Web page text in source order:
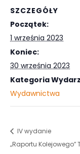
SZCZEGÓŁY
Początek:
1 września 2023
Koniec:
30 września 2023
Kategoria
Wydawnictwa
IV wydanie
„Raportu Kolejowego”